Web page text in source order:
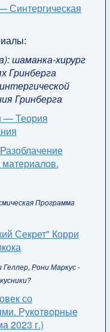
Синтергическая
шаманка-хирург
Гринберга
Гринберга
— Теория
Программа
Секрет" Корри
Рони Маркус -
со
Рукотворные
2023 г.)